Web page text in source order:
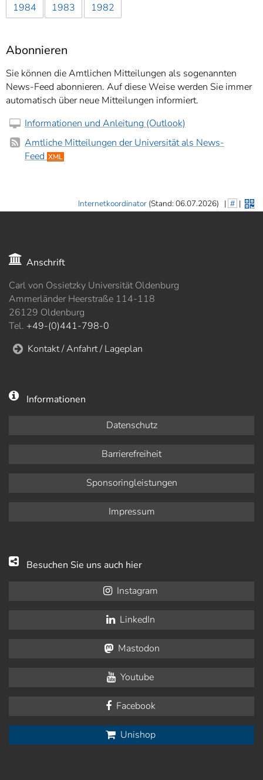
1984 1983 1982
Abonnieren
Sie können die Amtlichen Mitteilungen als sogenannten
News-Feed abonnieren. Auf diese Weise werden Sie immer
automatisch über neue Mitteilungen informiert.
Informationen und Anleitung (Outlook)
Amtliche Mitteilungen der Universität als News-
Feed XML
Internetkoordinator(Stand: 06.07.2026) | # |
Anschrift
Carl von Ossietzky Universität Oldenburg
Ammerländer Heerstraße 114-118
26129 Oldenburg
Tel. +49-(0)441-798-0
Kontakt / Anfahrt / Lageplan
Informationen
Datenschutz
Barrierefreiheit
Sponsoringleistungen
Impressum
Besuchen Sie uns auch hier
Instagram
LinkedIn
Mastodon
Youtube
Facebook
Unishop